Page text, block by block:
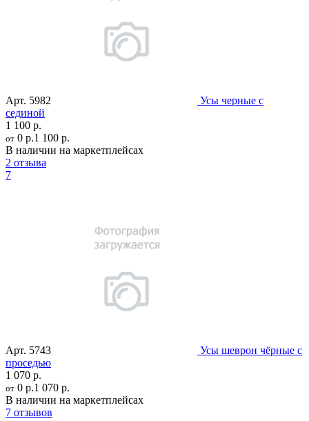
Арт. 5982
Усы черные с
сединой
1 100 р.
от 0 р.1 100 р.
В наличии на маркетплейсах
2 отзыва
7
Арт. 5743
Усы шеврон чёрные с
проседью
1 070 р.
от 0 р.1 070 р.
В наличии на маркетплейсах
7 отзывов